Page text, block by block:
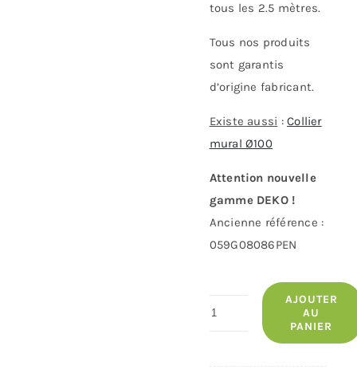
tous les 2.5 mètres.
Tous nos produits
sont garantis
d’origine fabricant.
Existe aussi :Collier
mural Ø100
Attention nouvelle
gamme DEKO !
Ancienne référence :
059G08086PEN
quantité
AJOUTER
AU
PANIER